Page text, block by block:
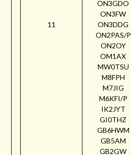
11
ON3GDO
ON3FW
ON3DDG
ON2PAS/P
ON2OY
OM1AX
MW0TSU
M8FPH
M7JIG
M6KFI/P
IK2JYT
GI0THZ
GB6HWM
GB5AM
GB2GW